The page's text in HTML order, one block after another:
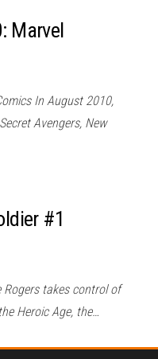
Marvel
In August 2010,
Avengers, New
#1
Rogers takes control of
Heroic Age, the…